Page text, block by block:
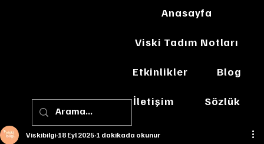
Anasayfa
Viski Tadım Notları
Etkinlikler Blog
İletişim Sözlük
Viskibilgi 18 Eyl 2025 1 dakikada okunur